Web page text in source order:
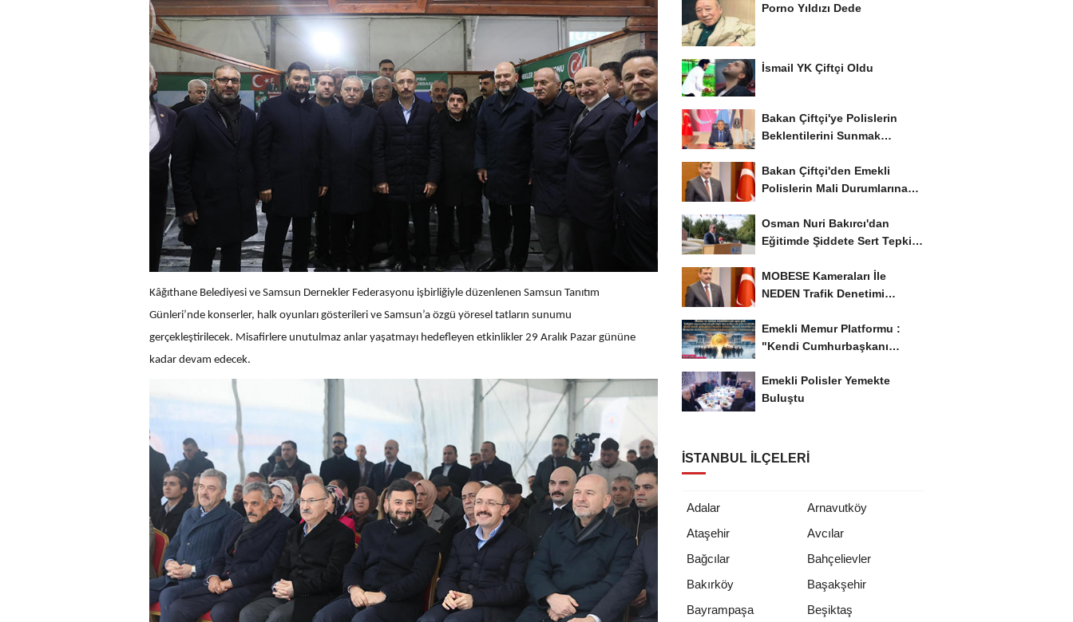
Kâğıthane Belediyesi ve Samsun Dernekler Federasyonu işbirliğiyle düzenlenen Samsun Tanıtım
Günleri’nde konserler, halk oyunları gösterileri ve Samsun’a özgü yöresel tatların sunumu
gerçekleştirilecek. Misafirlere unutulmaz anlar yaşatmayı hedefleyen etkinlikler 29 Aralık Pazar gününe
kadar devam edecek.
Porno Yıldızı Dede
İsmail YK Çiftçi Oldu
Bakan Çiftçi'ye Polislerin
Beklentilerini Sunmak
Bakan Çiftçi'den Emekli
Polislerin Mali Durumlarına
Osman Nuri Bakırcı'dan
Eğitimde Şiddete Sert Tepki:
MOBESE Kameraları İle
NEDEN Trafik Denetimi
Emekli Memur Platformu :
"Kendi Cumhurbaşkanı
Emekli Polisler Yemekte
Buluştu
İSTANBUL İLÇELERI
Adalar
Arnavutköy
Ataşehir
Avcılar
Bağcılar
Bahçelievler
Bakırköy
Başakşehir
Bayrampaşa
Beşiktaş